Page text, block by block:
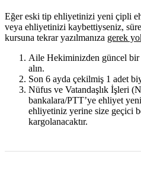
Eğer eski tip ehliyetinizi yeni çipli
veya ehliyetinizi kaybettiyseniz,
kursuna tekrar yazılmanıza gerek
Aile Hekiminizden güncel bir
alın.
Son 6 ayda çekilmiş 1 adet
Nüfus ve Vatandaşlık İşleri
bankalara/PTT’ye ehliyet
ehliyetiniz yerine size geçici
kargolanacaktır.